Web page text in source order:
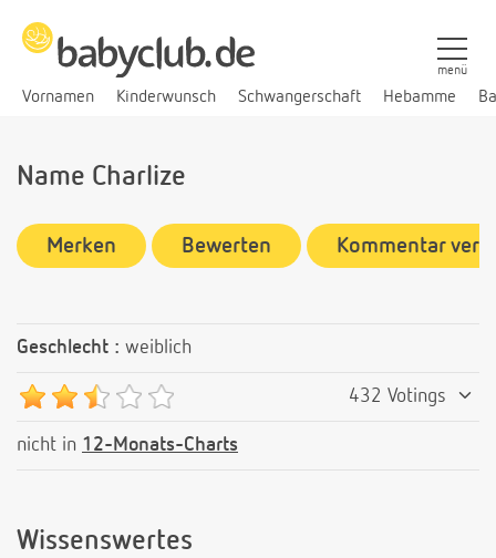
Vornamen Kinderwunsch Schwangerschaft Hebamme
menü
Name Charlize
Merken Bewerten Kommentar
Geschlecht : weiblich
432 Votings
nicht in 12-Monats-Charts
Wissenswertes